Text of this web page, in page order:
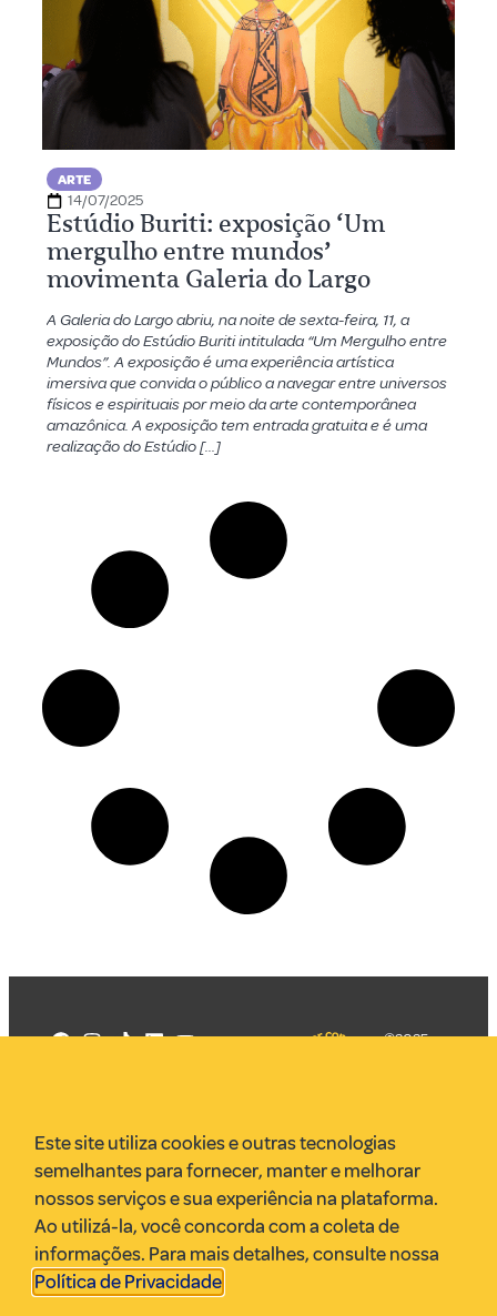
ARTE
14/07/2025
Estúdio Buriti: exposição ‘Um
mergulho entre mundos’
movimenta Galeria do Largo
A Galeria do Largo abriu, na noite de sexta-feira, 11, a
exposição do Estúdio Buriti intitulada “Um Mergulho entre
Mundos”. A exposição é uma experiência artística
imersiva que convida o público a navegar entre universos
físicos e espirituais por meio da arte contemporânea
amazônica. A exposição tem entrada gratuita e é uma
realização do Estúdio […]
VR Assessoria
Parcerias
Envie uma pauta
Anuncie
©2025
Este site utiliza cookies e outras tecnologias
semelhantes para fornecer, manter e melhorar
nossos serviços e sua experiência na plataforma.
Ao utilizá-la, você concorda com a coleta de
informações. Para mais detalhes, consulte nossa
Política de Privacidade.